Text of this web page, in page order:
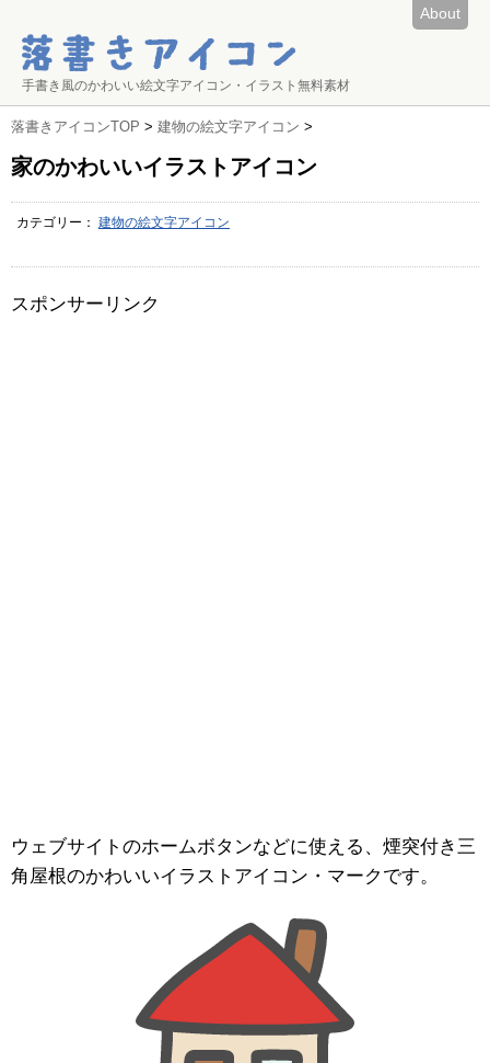
About
手書き風のかわいい絵文字アイコン・イラスト無料素材
落書きアイコンTOP > 建物の絵文字アイコン >
家のかわいいイラストアイコン
カテゴリー： 建物の絵文字アイコン
スポンサーリンク
ウェブサイトのホームボタンなどに使える、煙突付き三
角屋根のかわいいイラストアイコン・マークです。